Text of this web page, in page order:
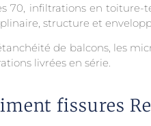
infiltrations en toiture-
structure et
de balcons, les
livrées en série.
fissures